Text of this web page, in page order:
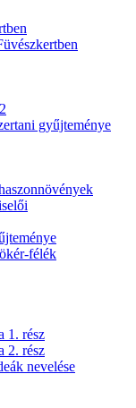
gyűjteménye
félék
1. rész
2. rész
nevelése